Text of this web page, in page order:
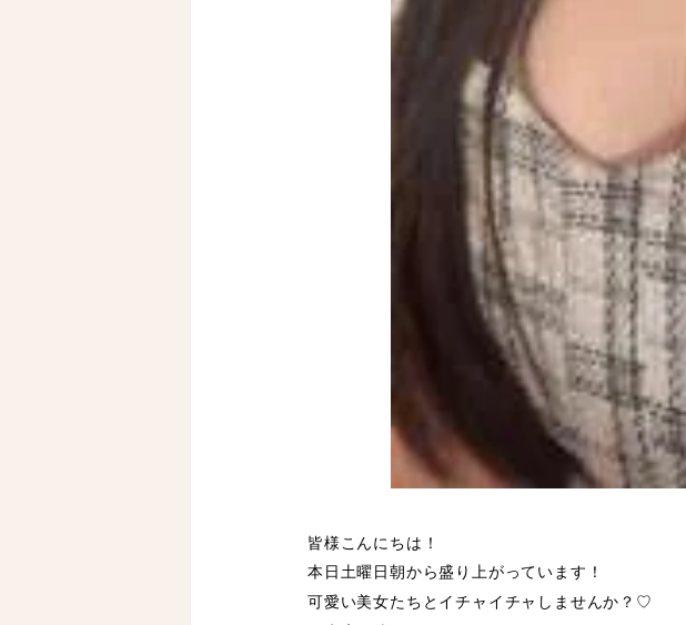
皆様こんにちは！
本日土曜日朝から盛り上がっています！
可愛い美女たちとイチャイチャしませんか？♡